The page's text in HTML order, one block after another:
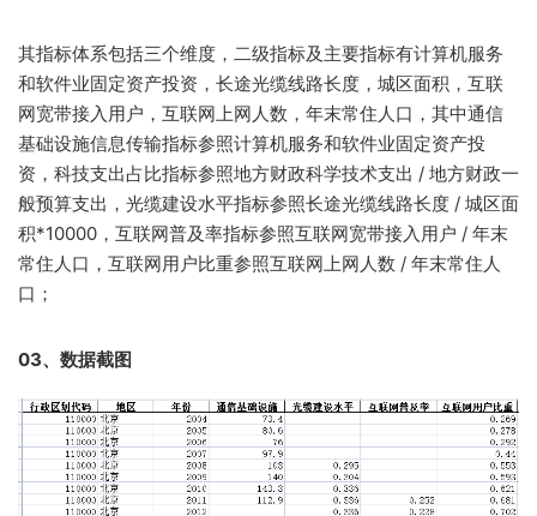
其指标体系包括三个维度，二级指标及主要指标有计算机服务
和软件业固定资产投资，长途光缆线路长度，城区面积，互联
网宽带接入用户，互联网上网人数，年末常住人口，其中通信
基础设施信息传输指标参照计算机服务和软件业固定资产投
资，科技支出占比指标参照地方财政科学技术支出 / 地方财政一
般预算支出，光缆建设水平指标参照长途光缆线路长度 / 城区面
积*10000，互联网普及率指标参照互联网宽带接入用户 / 年末
常住人口，互联网用户比重参照互联网上网人数 / 年末常住人
口；
03、数据截图